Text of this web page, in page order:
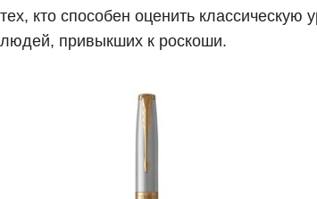
тех, кто способен оценить
людей, привыкших к роскоши.